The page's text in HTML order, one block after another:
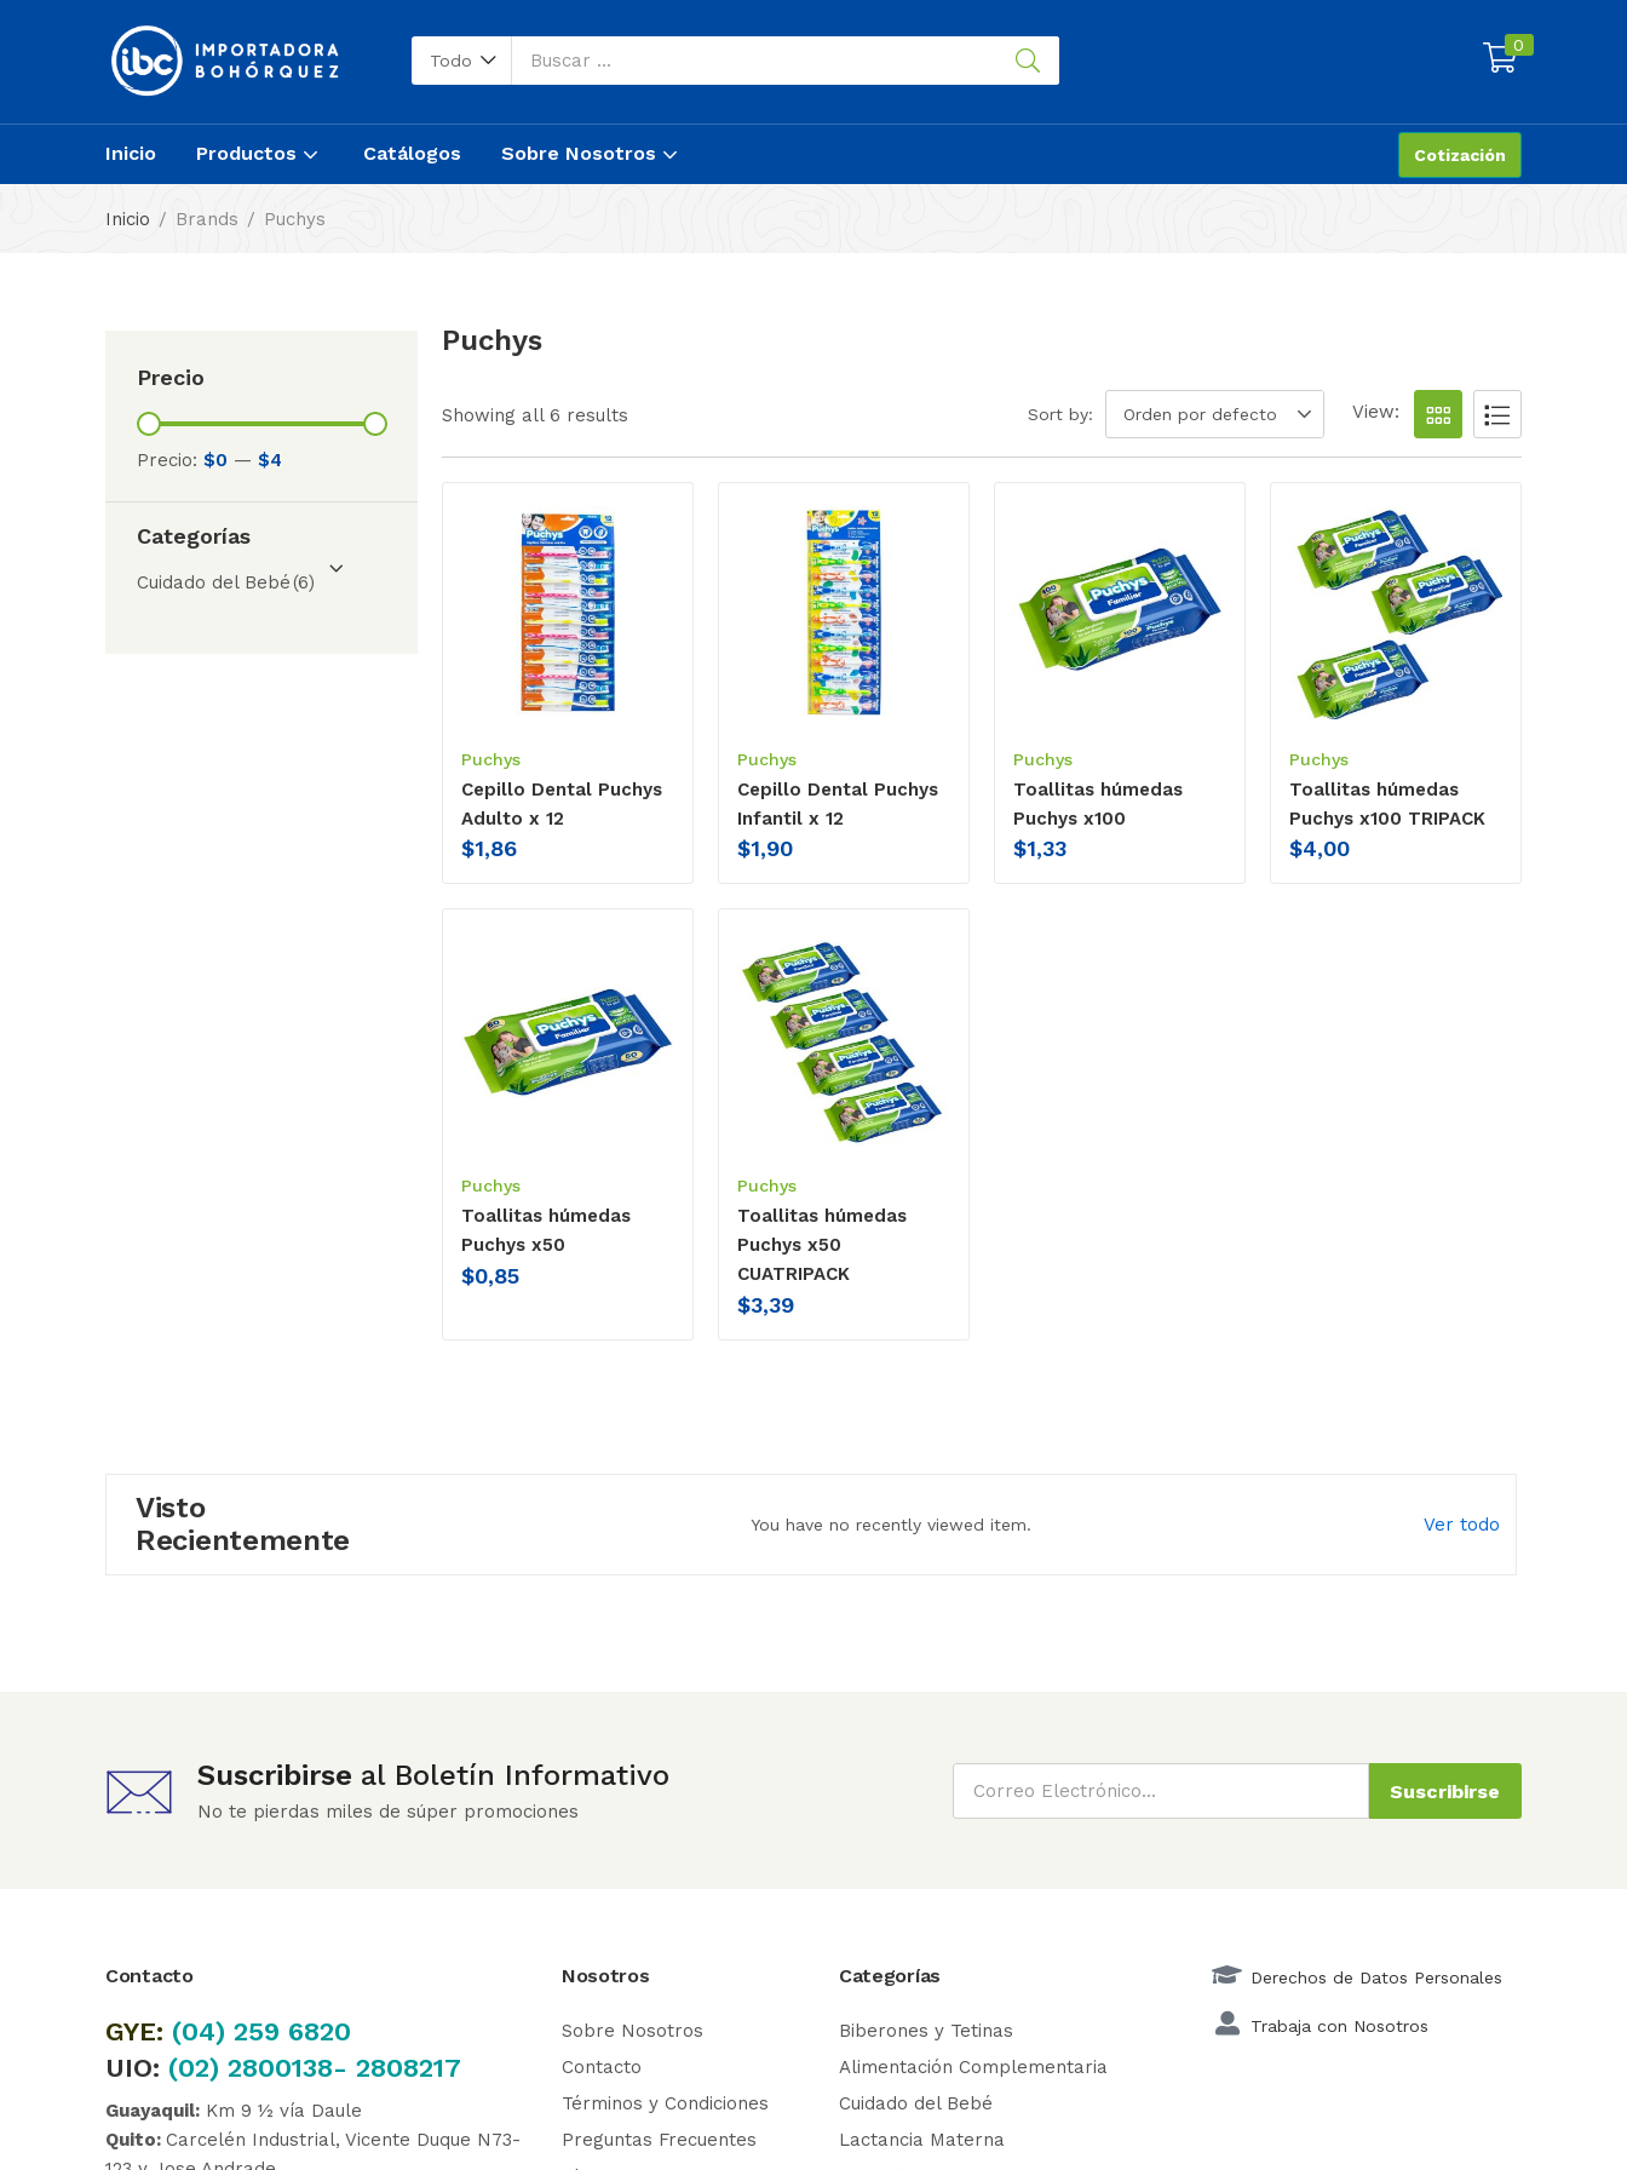
Todo
0
Inicio Productos Catálogos Sobre Nosotros Cotización
Inicio Brands Puchys
Precio
Precio: $0 — $4
Categorías
Cuidado del Bebé(6)
Puchys
Showing all 6 results Sort by: Orden por defecto View:
Puchys
Cepillo Dental Puchys
Adulto x 12
$1,86
Puchys
Cepillo Dental Puchys
Infantil x 12
$1,90
Puchys
Toallitas húmedas
Puchys x100
$1,33
Puchys
Toallitas húmedas
Puchys x100 TRIPACK
$4,00
Puchys
Toallitas húmedas
Puchys x50
$0,85
Puchys
Toallitas húmedas
Puchys x50
CUATRIPACK
$3,39
Visto
Recientemente
You have no recently viewed item. Ver todo
Suscribirse al Boletín Informativo
No te pierdas miles de súper promociones
Suscribirse
Contacto
GYE: (04) 259 6820
UIO: (02) 2800138- 2808217
Guayaquil: Km 9 ½ vía Daule
Quito: Carcelén Industrial, Vicente Duque N73-
Nosotros
Sobre Nosotros
Contacto
Términos y Condiciones
Preguntas Frecuentes
Categorías
Biberones y Tetinas
Alimentación Complementaria
Cuidado del Bebé
Lactancia Materna
Derechos de Datos Personales
Trabaja con Nosotros